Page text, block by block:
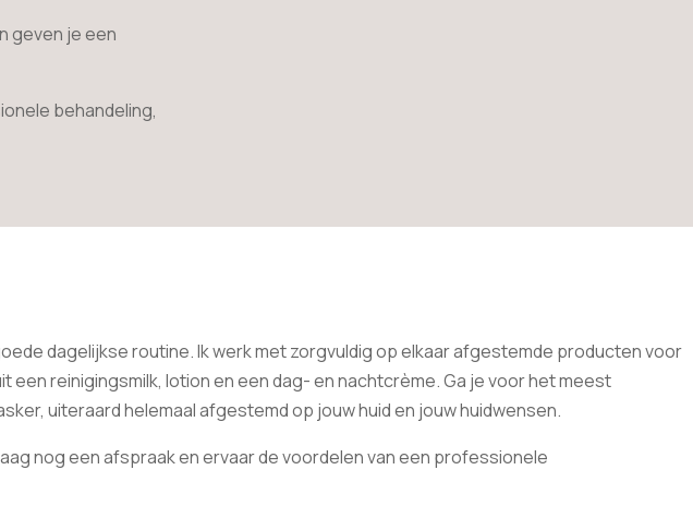
geven je een
behandeling,
dagelijkse routine. Ik werk met zorgvuldig op elkaar afgestemde producten voor
reinigingsmilk, lotion en een dag- en nachtcrème. Ga je voor het meest
uiteraard helemaal afgestemd op jouw huid en jouw huidwensen.
nog een afspraak en ervaar de voordelen van een professionele